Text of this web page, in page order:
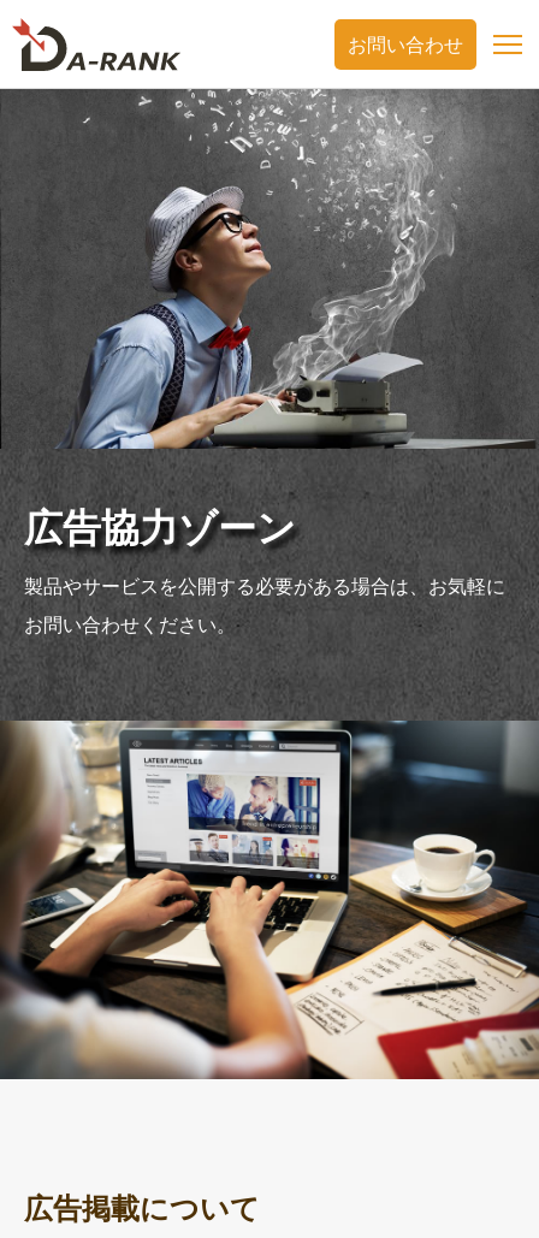
お問い合わせ
広告協力ゾーン
製品やサービスを公開する必要がある場合は、お気軽に
お問い合わせください。
広告掲載について